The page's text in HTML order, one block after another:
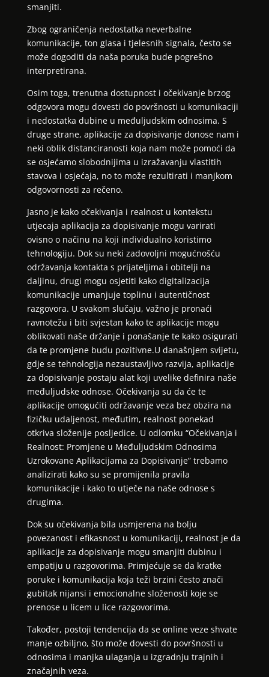
smanjiti.
Zbog ograničenja nedostatka neverbalne
komunikacije, ton glasa i tjelesnih signala, često se
može dogoditi da naša poruka bude pogrešno
interpretirana.
Osim toga, trenutna dostupnost i očekivanje brzog
odgovora mogu dovesti do površnosti u komunikaciji
i nedostatka dubine u međuljudskim odnosima. S
druge strane, aplikacije za dopisivanje donose nam i
neki oblik distanciranosti koja nam može pomoći da
se osjećamo slobodnijima u izražavanju vlastitih
stavova i osjećaja, no to može rezultirati i manjkom
odgovornosti za rečeno.
Jasno je kako očekivanja i realnost u kontekstu
utjecaja aplikacija za dopisivanje mogu varirati
ovisno o načinu na koji individualno koristimo
tehnologiju. Dok su neki zadovoljni mogućnošću
održavanja kontakta s prijateljima i obitelji na
daljinu, drugi mogu osjetiti kako digitalizacija
komunikacije umanjuje toplinu i autentičnost
razgovora. U svakom slučaju, važno je pronaći
ravnotežu i biti svjestan kako te aplikacije mogu
oblikovati naše držanje i ponašanje te kako osigurati
da te promjene budu pozitivne.U današnjem svijetu,
gdje se tehnologija nezaustavljivo razvija, aplikacije
za dopisivanje postaju alat koji uvelike definira naše
međuljudske odnose. Očekivanja su da će te
aplikacije omogućiti održavanje veza bez obzira na
fizičku udaljenost, međutim, realnost ponekad
otkriva složenije posljedice. U odlomku “Očekivanja i
Realnost: Promjene u Međuljudskim Odnosima
Uzrokovane Aplikacijama za Dopisivanje” trebamo
analizirati kako su se promijenila pravila
komunikacije i kako to utječe na naše odnose s
drugima.
Dok su očekivanja bila usmjerena na bolju
povezanost i efikasnost u komunikaciji, realnost je da
aplikacije za dopisivanje mogu smanjiti dubinu i
empatiju u razgovorima. Primjećuje se da kratke
poruke i komunikacija koja teži brzini često znači
gubitak nijansi i emocionalne složenosti koje se
prenose u licem u lice razgovorima.
Također, postoji tendencija da se online veze shvate
manje ozbiljno, što može dovesti do površnosti u
odnosima i manjka ulaganja u izgradnju trajnih i
značajnih veza.